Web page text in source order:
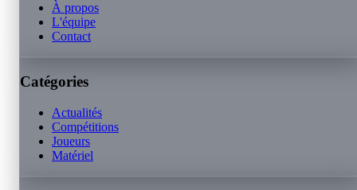
À propos
L'équipe
Contact
Catégories
Actualités
Compétitions
Joueurs
Matériel